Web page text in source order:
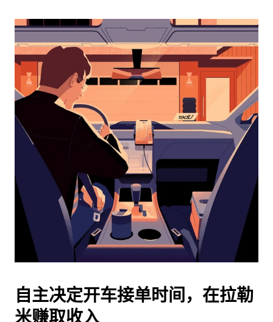
头
浏
日
并
期。
按
退
闭
日
历。
自主决定开车接单时间，在拉勒
米赚取收入